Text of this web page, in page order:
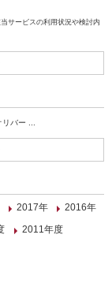
サービスの利用状況や検討内
リバー ...
2017年
2016年
2011年度